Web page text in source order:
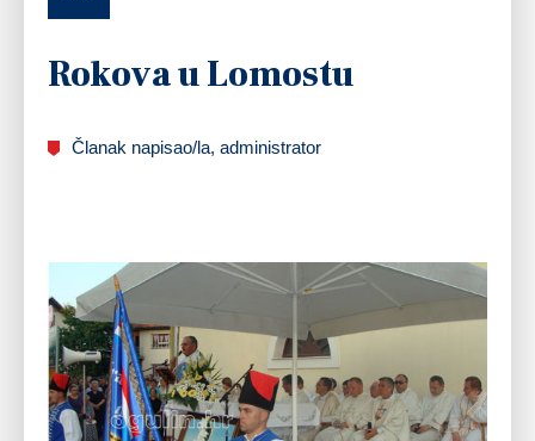
Rokova u Lomostu
Članak napisao/la, administrator